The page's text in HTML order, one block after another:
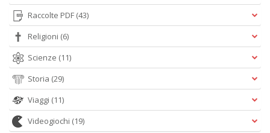
Raccolte PDF (43)
Religioni (6)
Scienze (11)
Storia (29)
Viaggi (11)
Videogiochi (19)